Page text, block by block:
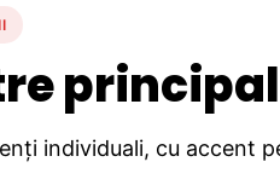
individuali, cu accent